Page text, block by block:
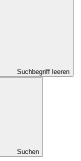
Suchbegriff leeren
Suchen